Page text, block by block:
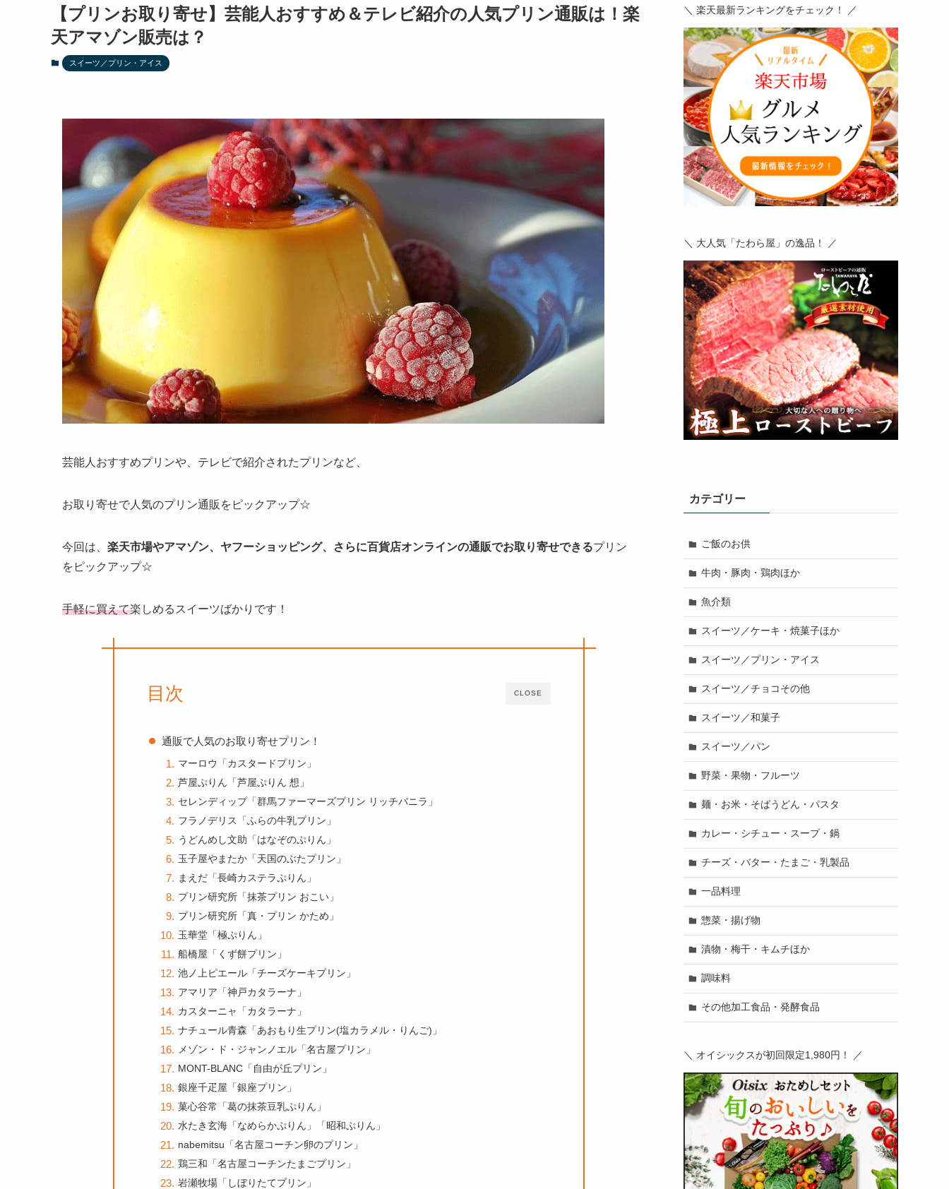
【プリンお取り寄せ】芸能人おすすめ＆テレビ紹介の人気プリン通販は！楽
天アマゾン販売は？
スイーツ／プリン・アイス
芸能人おすすめプリンや、テレビで紹介されたプリンなど、
お取り寄せで人気のプリン通販をピックアップ☆
今回は、 楽天市場やアマゾン、ヤフーショッピング、さらに百貨店オンラインの通販でお取り寄せできるプリン
をピックアップ☆
手軽に買えて楽しめるスイーツばかりです！
CLOSE
目次
通販で人気のお取り寄せプリン！
マーロウ「カスタードプリン」
芦屋ぷりん「芦屋ぷりん 想」
セレンディップ「群馬ファーマーズプリン リッチバニラ」
フラノデリス「ふらの牛乳プリン」
うどんめし文助「はなぞのぷりん」
玉子屋やまたか「天国のぶたプリン」
まえだ「長崎カステラぷりん」
プリン研究所「抹茶プリン おこい」
プリン研究所「真・プリン かため」
玉華堂「極ぷりん」
船橋屋「くず餅プリン」
池ノ上ピエール「チーズケーキプリン」
アマリア「神戸カタラーナ」
カスターニャ「カタラーナ」
ナチュール青森「あおもり生プリン(塩カラメル・りんご)」
メゾン・ド・ジャンノエル「名古屋プリン」
MONT-BLANC「自由が丘プリン」
銀座千疋屋「銀座プリン」
菓心谷常「葛の抹茶豆乳ぷりん」
水たき玄海「なめらかぷりん」「昭和ぷりん」
nabemitsu「名古屋コーチン卵のプリン」
鶏三和「名古屋コーチンたまごプリン」
岩瀬牧場「しぼりたてプリン」
＼ 楽天最新ランキングをチェック！ ／
＼ 大人気「たわら屋」の逸品！ ／
カテゴリー
ご飯のお供
牛肉・豚肉・鶏肉ほか
魚介類
スイーツ／ケーキ・焼菓子ほか
スイーツ／プリン・アイス
スイーツ／チョコその他
スイーツ／和菓子
スイーツ／パン
野菜・果物・フルーツ
麺・お米・そばうどん・パスタ
カレー・シチュー・スープ・鍋
チーズ・バター・たまご・乳製品
一品料理
惣菜・揚げ物
漬物・梅干・キムチほか
調味料
その他加工食品・発酵食品
＼ オイシックスが初回限定1,980円！ ／